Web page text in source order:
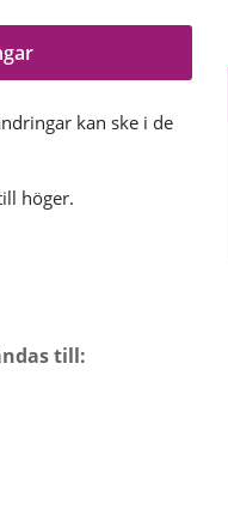
kan ske i de
höger.
till: